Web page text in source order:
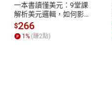
一本書讀懂美元：9堂課
解析美元邏輯，如何影響
全球經濟和每個人的投資
【電子書】
$266
1% (賺2點)